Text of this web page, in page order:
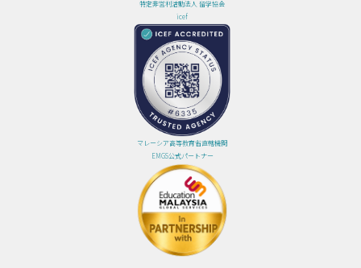
特定非営利活動法人 留学協会
icef
マレーシア高等教育省直轄機関
EMGS公式パートナー